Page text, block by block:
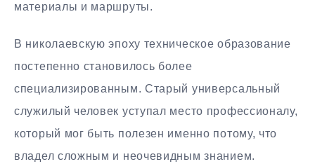
материалы и маршруты.
В николаевскую эпоху техническое образование
постепенно становилось более
специализированным. Старый универсальный
служилый человек уступал место профессионалу,
который мог быть полезен именно потому, что
владел сложным и неочевидным знанием.